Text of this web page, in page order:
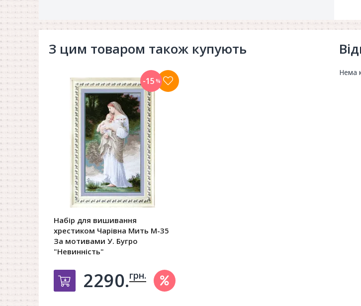
З цим товаром також купують
Набір для вишивання
хрестиком Чарівна Мить М-35
За мотивами У. Бугро
"Невинність"
Добавить в корзину
2290.грн.
-15 %
Нема